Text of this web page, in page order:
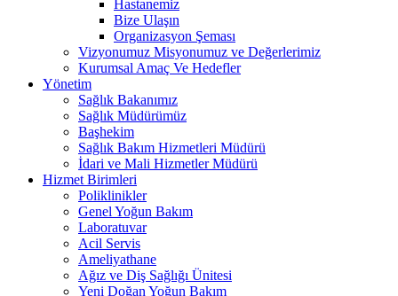
Hastanemiz
Bize Ulaşın
Organizasyon Şeması
Vizyonumuz Misyonumuz ve Değerlerimiz
Kurumsal Amaç Ve Hedefler
Yönetim
Sağlık Bakanımız
Sağlık Müdürümüz
Başhekim
Sağlık Bakım Hizmetleri Müdürü
İdari ve Mali Hizmetler Müdürü
Hizmet Birimleri
Poliklinikler
Genel Yoğun Bakım
Laboratuvar
Acil Servis
Ameliyathane
Ağız ve Diş Sağlığı Ünitesi
Yeni Doğan Yoğun Bakım